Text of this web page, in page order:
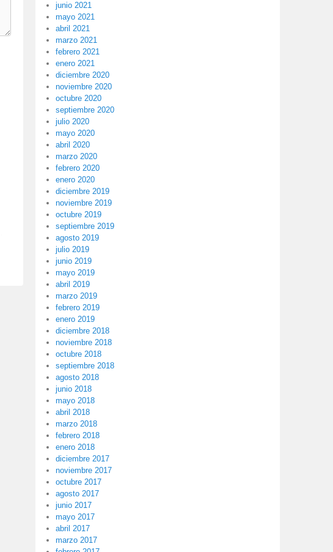
junio 2021
mayo 2021
abril 2021
marzo 2021
febrero 2021
enero 2021
diciembre 2020
noviembre 2020
octubre 2020
septiembre 2020
julio 2020
mayo 2020
abril 2020
marzo 2020
febrero 2020
enero 2020
diciembre 2019
noviembre 2019
octubre 2019
septiembre 2019
agosto 2019
julio 2019
junio 2019
mayo 2019
abril 2019
marzo 2019
febrero 2019
enero 2019
diciembre 2018
noviembre 2018
octubre 2018
septiembre 2018
agosto 2018
junio 2018
mayo 2018
abril 2018
marzo 2018
febrero 2018
enero 2018
diciembre 2017
noviembre 2017
octubre 2017
agosto 2017
junio 2017
mayo 2017
abril 2017
marzo 2017